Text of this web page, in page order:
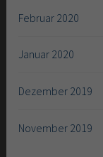
Februar 2020
Januar 2020
Dezember 2019
November 2019